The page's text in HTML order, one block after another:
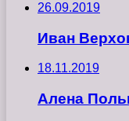
26.09.2019
Иван
18.11.2019
Алена